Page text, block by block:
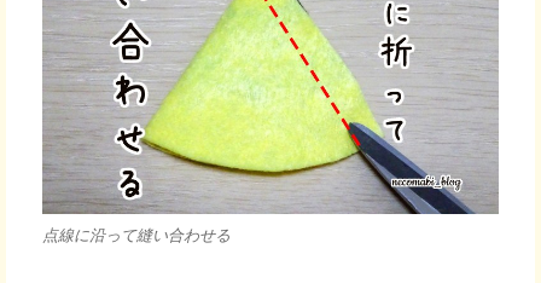
点線に沿って縫い合わせる